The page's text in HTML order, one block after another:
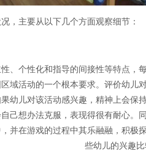
，主要从以下几个方面观察细节：
、个性化和指导的间接性等特点，
域活动的一个根本要求。评价幼儿
幼儿对该活动感兴趣，精神上会保
己想办法克服，表现得很有耐心。
并在游戏的过程中其乐融融，积极
些幼儿的兴趣